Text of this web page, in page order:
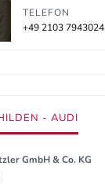
TELEFON
+49 2103 7943024
- AUDI
GmbH & Co. KG